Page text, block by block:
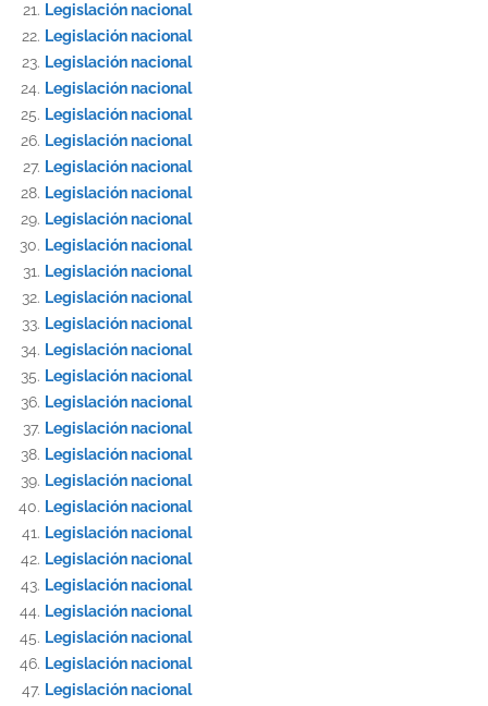
Legislación nacional
Legislación nacional
Legislación nacional
Legislación nacional
Legislación nacional
Legislación nacional
Legislación nacional
Legislación nacional
Legislación nacional
Legislación nacional
Legislación nacional
Legislación nacional
Legislación nacional
Legislación nacional
Legislación nacional
Legislación nacional
Legislación nacional
Legislación nacional
Legislación nacional
Legislación nacional
Legislación nacional
Legislación nacional
Legislación nacional
Legislación nacional
Legislación nacional
Legislación nacional
Legislación nacional